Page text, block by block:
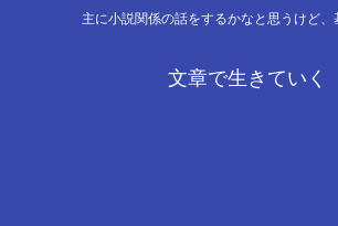
主に小説関係の話をするかなと思うけど、
文章で生きていく